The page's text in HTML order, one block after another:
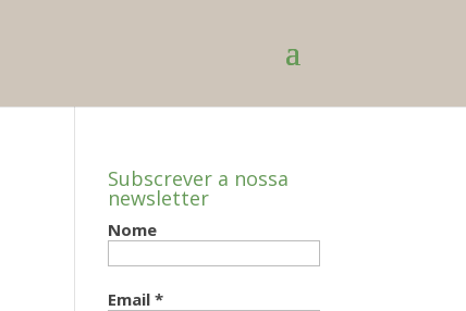
Subscrever a nossa
newsletter
Nome
Email*